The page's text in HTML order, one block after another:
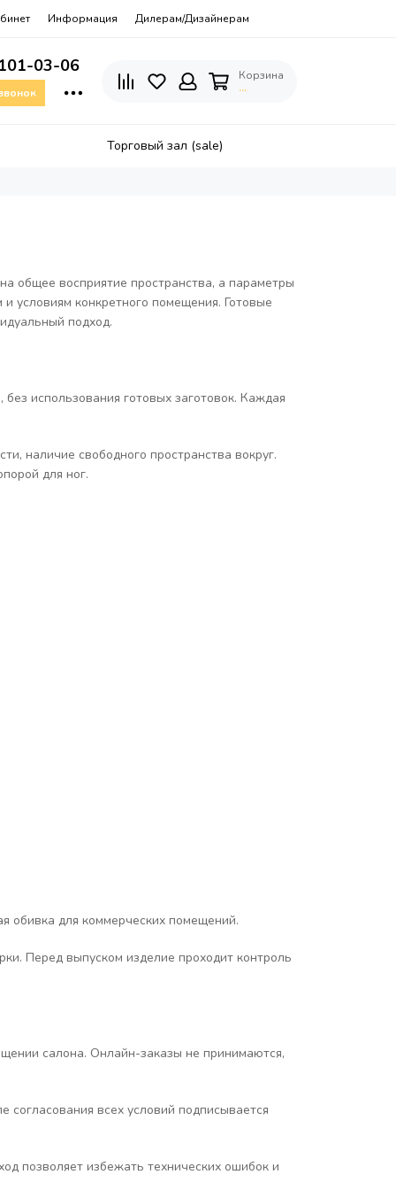
Информация Дилерам/Дизайнерам
03-06
Корзина
…
Торговый зал (sale)
общее восприятие пространства, а параметры
условиям конкретного помещения. Готовые
подход.
использования готовых заготовок. Каждая
наличие свободного пространства вокруг.
для ног.
обивка для коммерческих помещений.
Перед выпуском изделие проходит контроль
салона. Онлайн-заказы не принимаются,
всех условий подписывается
позволяет избежать технических ошибок и